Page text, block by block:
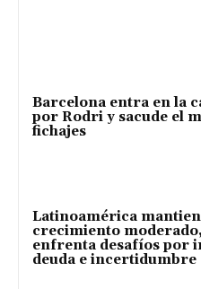
Barcelona entra en la
por Rodri y sacude el
fichajes
Latinoamérica
crecimiento
enfrenta desafíos por
deuda e incertidumbre